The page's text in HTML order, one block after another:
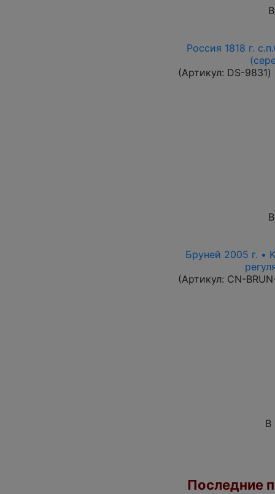
Россия 1818 г.
(Артикул: DS-9831)
Бруней 2005 г. •
(Артикул: CN-
В
Последние